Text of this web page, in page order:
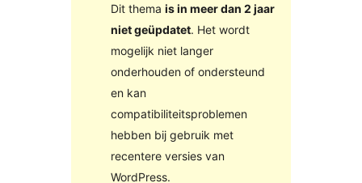
Dit thema is in meer dan 2 jaar
niet geüpdatet. Het wordt
mogelijk niet langer
onderhouden of ondersteund
en kan
compatibiliteitsproblemen
hebben bij gebruik met
recentere versies van
WordPress.